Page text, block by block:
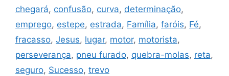
chegará, confusão, curva, determinação,
emprego, estepe, estrada, Família, faróis, Fé,
fracasso, Jesus, lugar, motor, motorista,
perseverança, pneu furado, quebra-molas, reta,
seguro, Sucesso, trevo